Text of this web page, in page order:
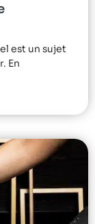
est un sujet
En